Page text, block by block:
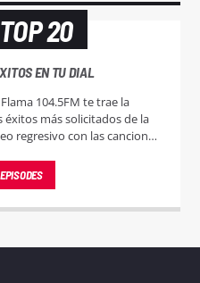
20
EN TU DIAL
104.5FM te trae la
más solicitados de la
regresivo con las canciones